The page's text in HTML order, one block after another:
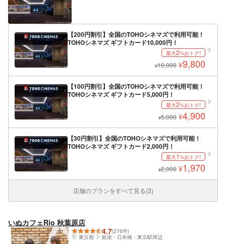
【200円割引】全国のTOHOシネマズで利用可能！
TOHOシネマズ ギフトカード10,000円！
最大2%おトク!
¥10,000 ¥9,800
【100円割引】全国のTOHOシネマズで利用可能！
TOHOシネマズ ギフトカード5,000円！
最大2%おトク!
¥5,000 ¥4,900
【30円割引】全国のTOHOシネマズで利用可能！
TOHOシネマズ ギフトカード2,000円！
最大1%おトク!
¥2,000 ¥1,970
店舗のプランをすべて見る(3)
いぬカフェRio 秋葉原店
4.7(276件)
東京都
銀座・日本橋・東京駅周辺